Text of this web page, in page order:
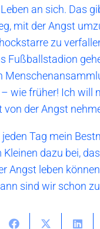
an sich. Das
mit der Angst
zu
Fußballstadion
wie früher! Ich will
von der Angst
Tag mein
dazu bei,
Angst leben
sind wir schon